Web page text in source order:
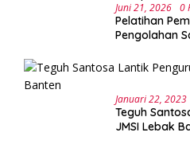
Juni 21, 2026 0
Pelatihan
Pengolahan
UPA
Januari 22, 2023
Teguh
JMSI Lebak